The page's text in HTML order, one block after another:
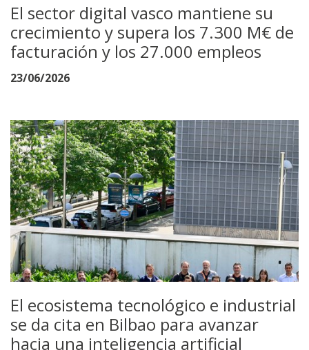
El sector digital vasco mantiene su
crecimiento y supera los 7.300 M€ de
facturación y los 27.000 empleos
23/06/2026
El ecosistema tecnológico e industrial
se da cita en Bilbao para avanzar
hacia una inteligencia artificial